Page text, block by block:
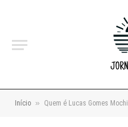
Início » Quem é Lucas Gomes Mochi